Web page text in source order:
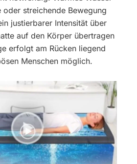
streichende Bewegung
justierbarer Intensität über
auf den Körper übertragen
erfolgt am Rücken liegend
Menschen möglich.